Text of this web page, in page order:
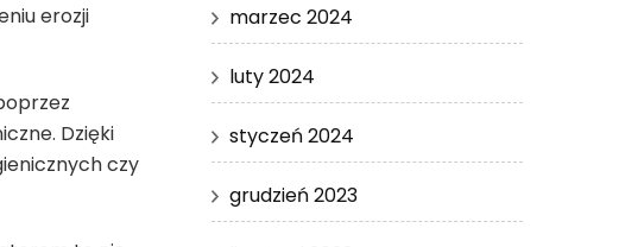
erozji
Dzięki
czy
marzec 2024
luty 2024
styczeń 2024
grudzień 2023